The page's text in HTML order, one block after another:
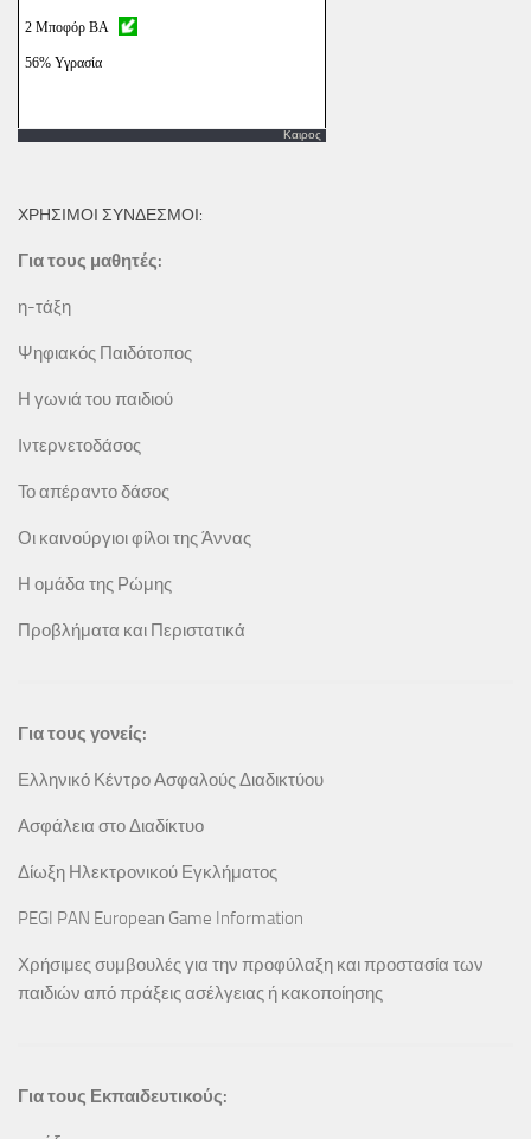
Καιρος
ΧΡΗΣΙΜΟΙ ΣΥΝΔΕΣΜΟΙ:
Για τους μαθητές:
η-τάξη
Ψηφιακός Παιδότοπος
Η γωνιά του παιδιού
Ιντερνετοδάσος
Το απέραντο δάσος
Οι καινούργιοι φίλοι της Άννας
Η ομάδα της Ρώμης
Προβλήματα και Περιστατικά
Για τους γονείς:
Ελληνικό Κέντρο Ασφαλούς Διαδικτύου
Ασφάλεια στο Διαδίκτυο
Δίωξη Ηλεκτρονικού Εγκλήματος
PEGI PAN European Game Information
Χρήσιμες συμβουλές για την προφύλαξη και προστασία των
παιδιών από πράξεις ασέλγειας ή κακοποίησης
Για τους Εκπαιδευτικούς: